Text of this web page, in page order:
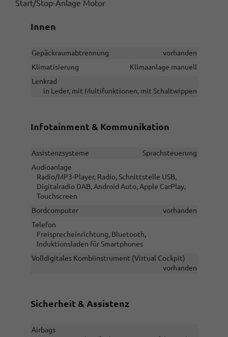
Start/Stop-Anlage Motor
Innen
Gepäckraumabtrennung
vorhanden
Klimatisierung
Klimaanlage manuell
Lenkrad
in Leder, mit Multifunktionen, mit Schaltwippen
Infotainment & Kommunikation
Assistenzsysteme
Sprachsteuerung
Audioanlage
Radio/MP3-Player, Radio, Schnittstelle USB,
Digitalradio DAB, Android Auto, Apple CarPlay,
Touchscreen
Bordcomputer
vorhanden
Telefon
Freisprecheinrichtung, Bluetooth,
Induktionsladen für Smartphones
Volldigitales Kombiinstrument (Virtual Cockpit)
vorhanden
Sicherheit & Assistenz
Airbags